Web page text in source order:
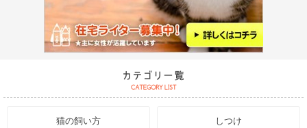
猫の飼い方 しつけ